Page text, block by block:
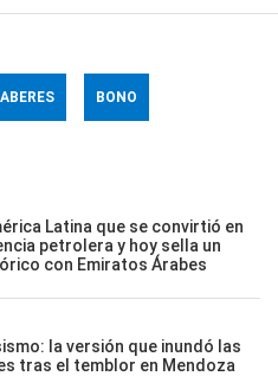
BONO
Latina que se convirtió en
petrolera y hoy sella un
con Emiratos Árabes
la versión que inundó las
tras el temblor en Mendoza